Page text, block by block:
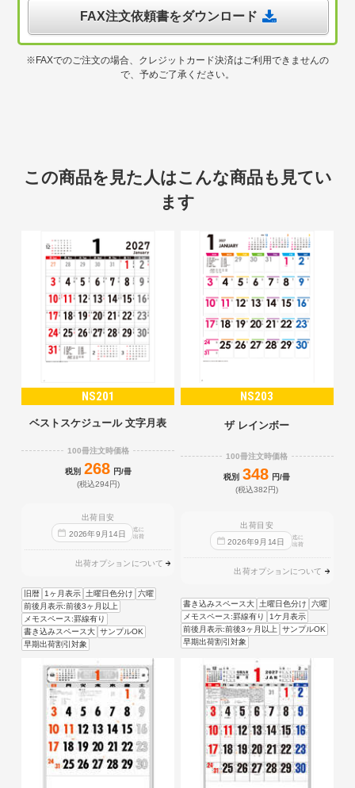
FAX注文依頼書をダウンロード
※FAXでのご注文の場合、クレジットカード決済はご利用できませんの
で、予めご了承ください。
この商品を見た人はこんな商品も見てい
ます
NS201
ベストスケジュール 文字月表
100冊注文時価格
税別 268 円/冊
(税込294円)
出荷目安
2026年9 月 14日
迄に
出荷
出荷オプションについて
旧暦 1ヶ月表示 土曜日色分け
六曜
前後月表示:前後3ヶ月以上
メモスペース:罫線有り
書き込みスペース大 サンプルOK
早期出荷割引対象
NS203
ザ レインボー
100冊注文時価格
税別 348 円/冊
(税込382円)
出荷目安
2026年9 月 14日
迄に
出荷
出荷オプションについて
書き込みスペース大 土曜日色分け
六曜
メモスペース:罫線有り
1ケ月表示
前後月表示:前後3ヶ月以上
サンプルOK
早期出荷割引対象